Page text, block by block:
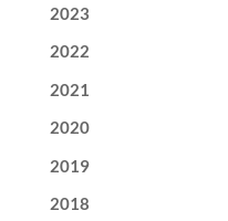
2023
2022
2021
2020
2019
2018